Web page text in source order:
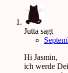
Jutta sagt
Hi Jasmin,
ich werde